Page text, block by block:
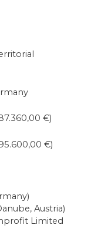
€)
€)
Austria)
Limited